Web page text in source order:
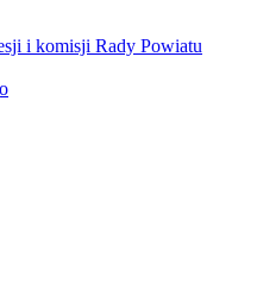
i komisji Rady Powiatu